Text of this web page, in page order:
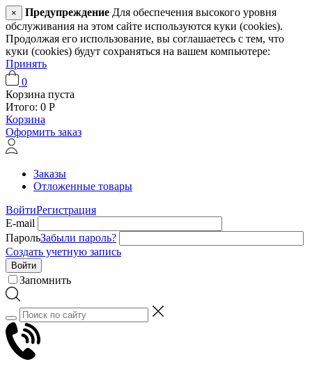
× Предупреждение Для обеспечения высокого уровня
обслуживания на этом сайте используются куки (cookies).
Продолжая его использование, вы соглашаетесь с тем, что
куки (cookies) будут сохраняться на вашем компьютере:
Принять
0
Корзина пуста
Итого: 0 Р
Корзина
Оформить заказ
Заказы
Отложенные товары
ВойтиРегистрация
E-mail
ПарольЗабыли пароль?
Создать учетную запись
Войти
Запомнить